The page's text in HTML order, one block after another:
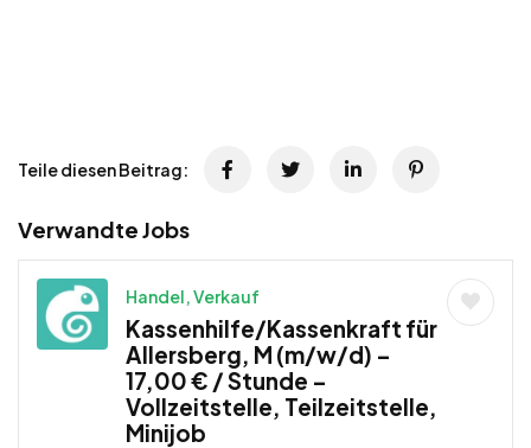
Teile diesen Beitrag:
Verwandte Jobs
Handel, Verkauf
Kassenhilfe/Kassenkraft für
Allersberg, M (m/w/d) –
17,00 € / Stunde –
Vollzeitstelle, Teilzeitstelle,
Minijob